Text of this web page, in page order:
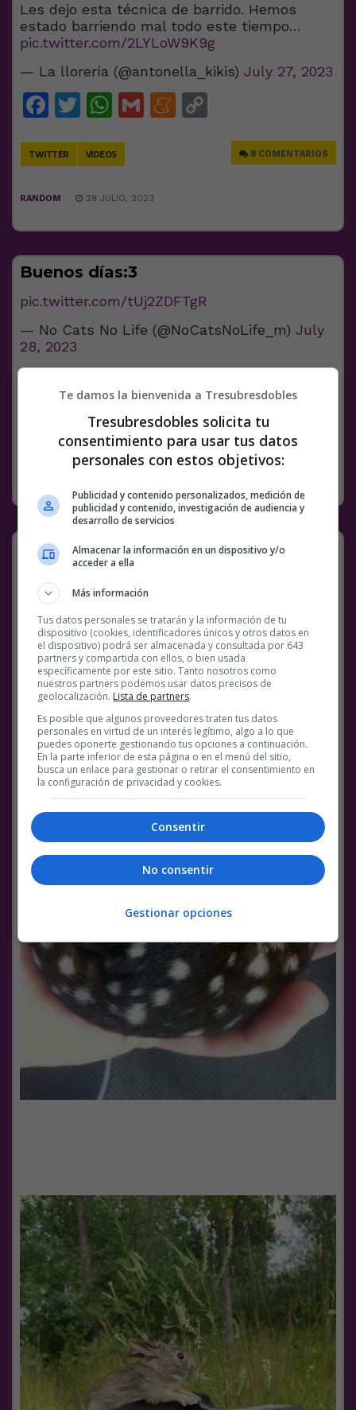
Les dejo esta técnica de barrido. Hemos
estado barriendo mal todo este tiempo…
pic.twitter.com/2LYLoW9K9g
— La llorería (@antonella_kikis) July 27, 2023
Facebook
Twitter
WhatsApp
GmailMeneame
TWITTER VÍDEOS 8 COMENTARIOS
RANDOM 28 JULIO, 2023
Buenos días:3
pic.twitter.com/tUj2ZDFTgR
— No Cats No Life (@NoCatsNoLife_m) July
28, 2023
Link
TWITTER VÍDEOS 1 COMENTARIO
Una de imágenes random [70 JPG]
Te damos la bienvenida a Tresubresdobles
Tresubresdobles solicita tu
consentimiento para usar tus datos
personales con estos objetivos:
Publicidad y contenido personalizados, medición de
publicidad y contenido, investigación de audiencia y
desarrollo de servicios
Almacenar la información en un dispositivo y/o
acceder a ella
Más información
Tus datos personales se tratarán y la información de tu
dispositivo (cookies, identificadores únicos y otros datos en
el dispositivo) podrá ser almacenada y consultada por 643
partners y compartida con ellos, o bien usada
específicamente por este sitio. Tanto nosotros como
nuestros partners podemos usar datos precisos de
geolocalización. Lista de partners.
Es posible que algunos proveedores traten tus datos
personales en virtud de un interés legítimo, algo a lo que
puedes oponerte gestionando tus opciones a continuación.
En la parte inferior de esta página o en el menú del sitio,
busca un enlace para gestionar o retirar el consentimiento en
la configuración de privacidad y cookies.
Consentir
No consentir
Gestionar opciones